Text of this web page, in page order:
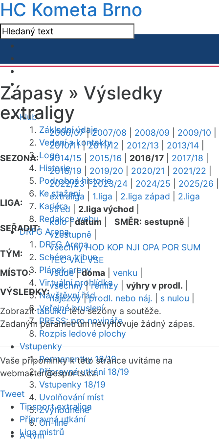
HC Kometa Brno
Klub
Základní údaje
Vedení a kontakty
Logo
Historie
Podrobná historie
Ke stažení
Kariéra
Redakce webu
DRFG Arena
DRFG Arena
Schéma tribun
Plánek areny
Virtuální prohlídka
Návštěvní řád
Veřejné bruslení
PRESS: pro novináře
Rozpis ledové plochy
Vstupenky
Permanentky 18/19
Přípravná utkání 18/19
Vstupenky 18/19
Uvolňování míst
Zvýhodněné
On-line
A-tým
Zápasy » Výsledky
extraligy
SEZONA:
2006/07|2007/08 2008/09 2009/10
2010/11|2011/12 2012/13 2013/14
2014/15
2015/16 2016/17 2017/18
2018/19
2019/20 2020/21 2021/22
2022/23|2023/24 2024/25 2025/26
LIGA:
extraliga 1.liga 2.liga západ
2.liga
střed
2.liga východ
SEŘADIT:
kolo|datum SMĚR: sestupně
vzestupně
TÝM:
všechny HOD KOP NJI OPA POR SUM
TEC VAL VSE
MÍSTO:
všude|doma venku
VÝSLEDKY:
všechny|remízy výhry v prodl.
nájezdy|prodl. nebo náj. s nulou
Zobrazittabulkutéto sezóny a soutěže.
Zadaným parametrům nevyhovuje žádný zápas.
Vaše připomínky k této stránce uvítáme na
webmaster@esports.cz.
Tweet
Tipsport extraliga
Přípravná utkání
Liga mistrů